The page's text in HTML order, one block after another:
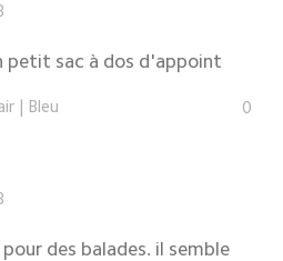
petit sac à dos d'appoint
| Bleu 0
des balades. il semble